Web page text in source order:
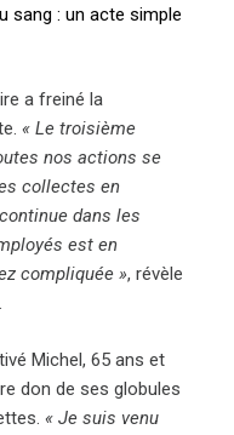
sang : un acte simple
a freiné la
« Le troisième
nos actions se
collectes en
dans les
est en
compliquée », révèle
Michel, 65 ans et
don de ses globules
« Je suis venu